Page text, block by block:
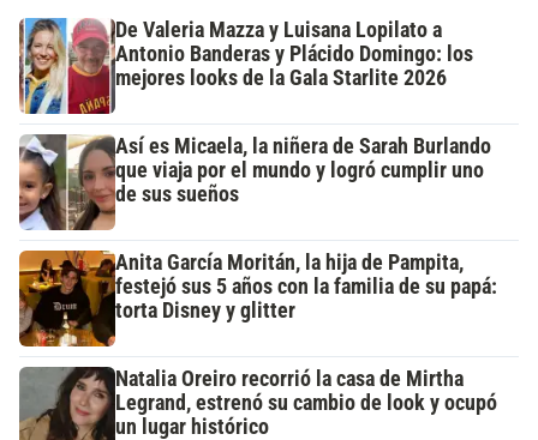
De Valeria Mazza y Luisana Lopilato a
Antonio Banderas y Plácido Domingo: los
mejores looks de la Gala Starlite 2026
Así es Micaela, la niñera de Sarah Burlando
que viaja por el mundo y logró cumplir uno
de sus sueños
Anita García Moritán, la hija de Pampita,
festejó sus 5 años con la familia de su papá:
torta Disney y glitter
Natalia Oreiro recorrió la casa de Mirtha
Legrand, estrenó su cambio de look y ocupó
un lugar histórico